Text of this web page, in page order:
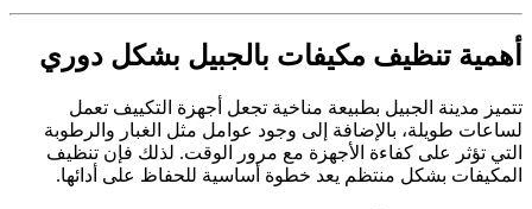
أهمية تنظيف مكيفات بالجبيل بشكل دوري
تتميز مدينة الجبيل بطبيعة مناخية تجعل أجهزة التكييف تعمل
لساعات طويلة، بالإضافة إلى وجود عوامل مثل الغبار والرطوبة
التي تؤثر على كفاءة الأجهزة مع مرور الوقت. لذلك فإن تنظيف
المكيفات بشكل منتظم يعد خطوة أساسية للحفاظ على أدائها.